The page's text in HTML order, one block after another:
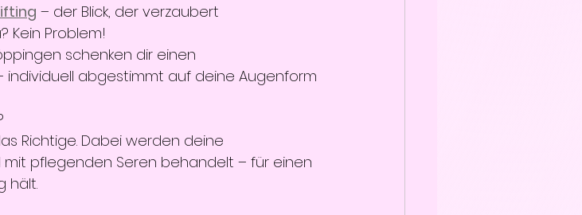
– der Blick, der verzaubert
Kein Problem!
schenken dir einen
abgestimmt auf deine Augenform
Richtige. Dabei werden deine
pflegenden Seren behandelt – für einen
hält.